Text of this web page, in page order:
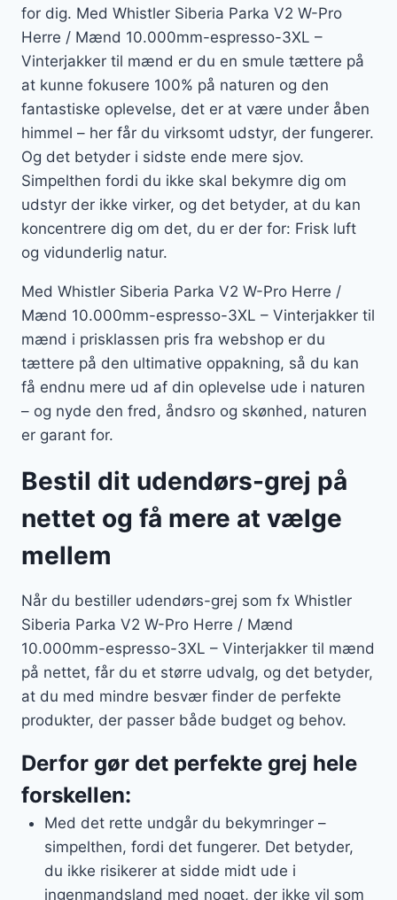
for dig. Med Whistler Siberia Parka V2 W-Pro
Herre / Mænd 10.000mm-espresso-3XL –
Vinterjakker til mænd er du en smule tættere på
at kunne fokusere 100% på naturen og den
fantastiske oplevelse, det er at være under åben
himmel – her får du virksomt udstyr, der fungerer.
Og det betyder i sidste ende mere sjov.
Simpelthen fordi du ikke skal bekymre dig om
udstyr der ikke virker, og det betyder, at du kan
koncentrere dig om det, du er der for: Frisk luft
og vidunderlig natur.
Med Whistler Siberia Parka V2 W-Pro Herre /
Mænd 10.000mm-espresso-3XL – Vinterjakker til
mænd i prisklassen pris fra webshop er du
tættere på den ultimative oppakning, så du kan
få endnu mere ud af din oplevelse ude i naturen
– og nyde den fred, åndsro og skønhed, naturen
er garant for.
Bestil dit udendørs-grej på
nettet og få mere at vælge
mellem
Når du bestiller udendørs-grej som fx Whistler
Siberia Parka V2 W-Pro Herre / Mænd
10.000mm-espresso-3XL – Vinterjakker til mænd
på nettet, får du et større udvalg, og det betyder,
at du med mindre besvær finder de perfekte
produkter, der passer både budget og behov.
Derfor gør det perfekte grej hele
forskellen:
Med det rette undgår du bekymringer –
simpelthen, fordi det fungerer. Det betyder,
du ikke risikerer at sidde midt ude i
ingenmandsland med noget, der ikke vil som